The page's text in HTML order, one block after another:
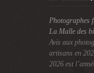
Photographes
La Malle des
Avis aux
artisans en
2026 est